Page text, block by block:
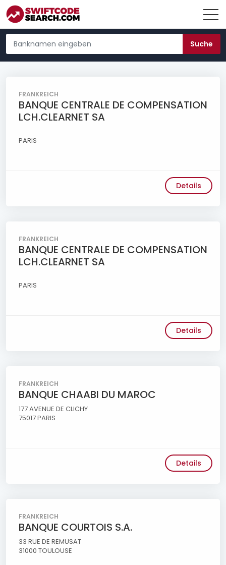
FRANKREICH
BANQUE CENTRALE DE COMPENSATION
LCH.CLEARNET SA
PARIS
Details
FRANKREICH
BANQUE CENTRALE DE COMPENSATION
LCH.CLEARNET SA
PARIS
Details
FRANKREICH
BANQUE CHAABI DU MAROC
177 AVENUE DE CLICHY
75017 PARIS
Details
FRANKREICH
BANQUE COURTOIS S.A.
33 RUE DE REMUSAT
31000 TOULOUSE